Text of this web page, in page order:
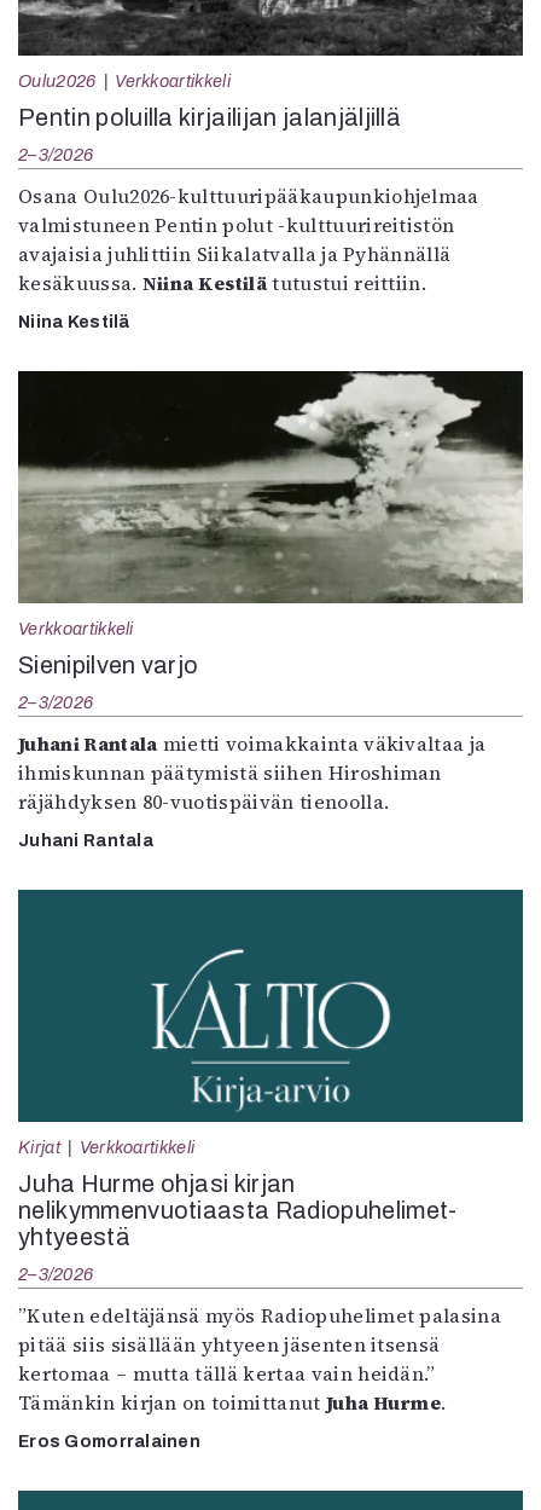
Oulu2026 Verkkoartikkeli
Pentin poluilla kirjailijan jalanjäljillä
2–3/2026
Osana Oulu2026-kulttuuripääkaupunkiohjelmaa
valmistuneen Pentin polut -kulttuurireitistön
avajaisia juhlittiin Siikalatvalla ja Pyhännällä
kesäkuussa. Niina Kestilätutustui reittiin.
Niina Kestilä
Verkkoartikkeli
Sienipilven varjo
2–3/2026
Juhani Rantala mietti voimakkainta väkivaltaa ja
ihmiskunnan päätymistä siihen Hiroshiman
räjähdyksen 80-vuotispäivän tienoolla.
Juhani Rantala
Kirjat Verkkoartikkeli
Juha Hurme ohjasi kirjan
nelikymmenvuotiaasta Radiopuhelimet-
yhtyeestä
2–3/2026
”Kuten edeltäjänsä myös Radiopuhelimet palasina
pitää siis sisällään yhtyeen jäsenten itsensä
kertomaa – mutta tällä kertaa vain heidän.”
Tämänkin kirjan on toimittanut Juha Hurme.
Eros Gomorralainen